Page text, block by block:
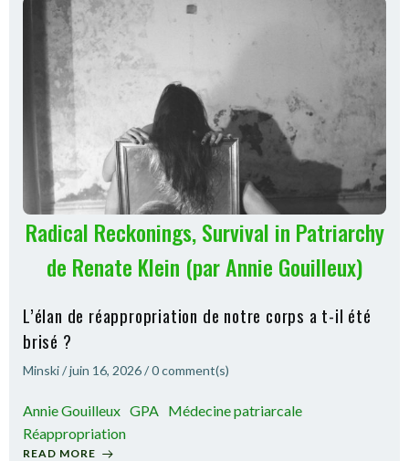
Radical Reckonings, Survival in Patriarchy
de Renate Klein (par Annie Gouilleux)
L’élan de réappropriation de notre corps a t-il été
brisé ?
Minski/juin 16, 2026/0comment(s)
Annie Gouilleux GPA Médecine patriarcale
Réappropriation
READ MORE